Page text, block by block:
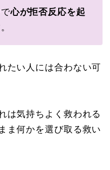
心が拒否反応を起
たい人には合わない可
は気持ちよく救われる
ま何かを選び取る救い